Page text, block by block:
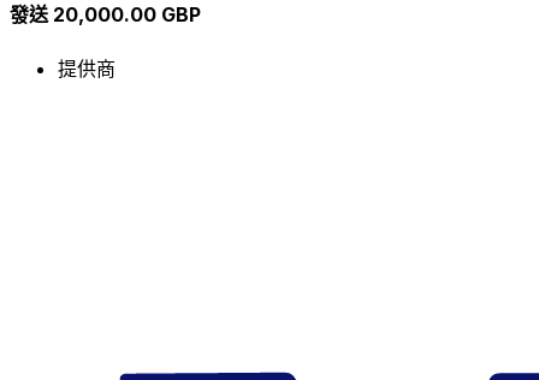
發送 20,000.00 GBP
提供商